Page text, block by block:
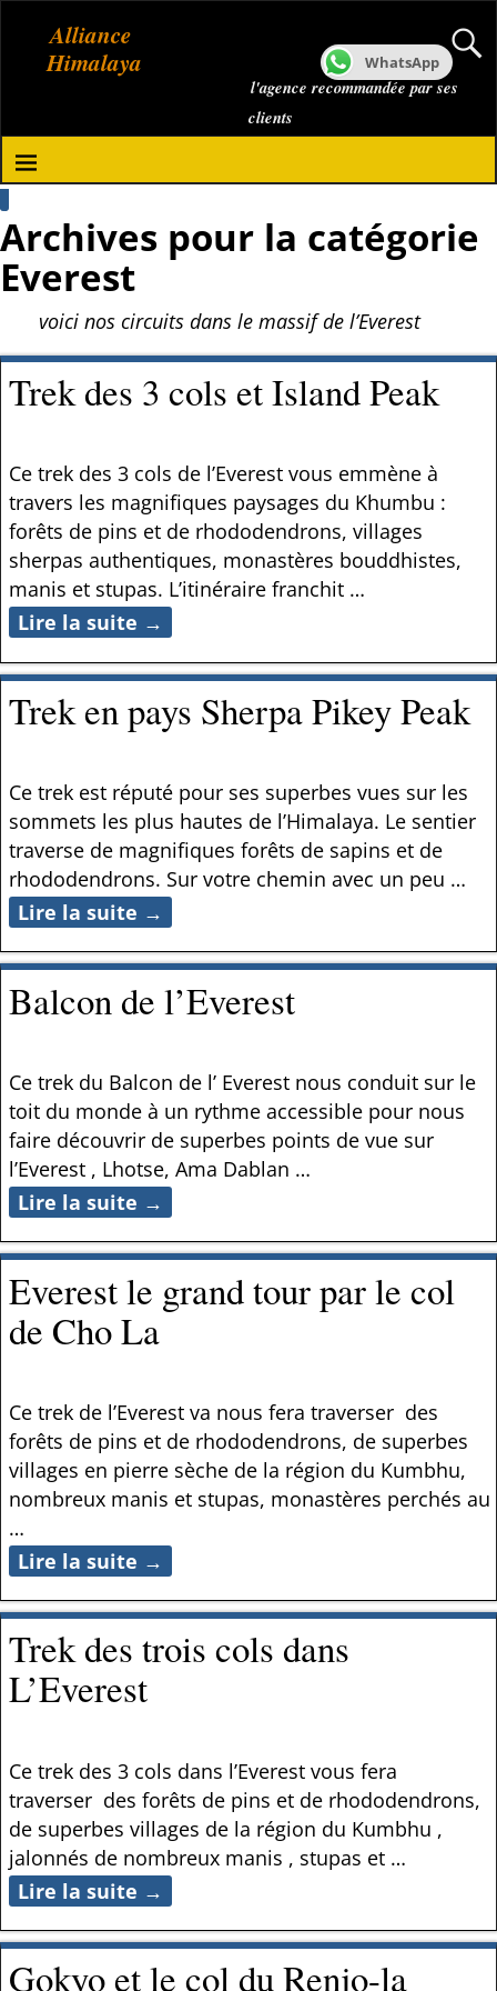
Alliance
Himalaya
l'agence recommandée par ses
clients
Archives pour la catégorie
Everest
voici nos circuits dans le massif de l’Everest
Trek des 3 cols et Island Peak
Ce trek des 3 cols de l’Everest vous emmène à
travers les magnifiques paysages du Khumbu :
forêts de pins et de rhododendrons, villages
sherpas authentiques, monastères bouddhistes,
manis et stupas. L’itinéraire franchit …
Lire la suite →
Trek en pays Sherpa Pikey Peak
Ce trek est réputé pour ses superbes vues sur les
sommets les plus hautes de l’Himalaya. Le sentier
traverse de magnifiques forêts de sapins et de
rhododendrons. Sur votre chemin avec un peu …
Lire la suite →
Balcon de l’Everest
Ce trek du Balcon de l’ Everest nous conduit sur le
toit du monde à un rythme accessible pour nous
faire découvrir de superbes points de vue sur
l’Everest , Lhotse, Ama Dablan …
Lire la suite →
Everest le grand tour par le col
de Cho La
Ce trek de l’Everest va nous fera traverser des
forêts de pins et de rhododendrons, de superbes
villages en pierre sèche de la région du Kumbhu,
nombreux manis et stupas, monastères perchés au
…
Lire la suite →
Trek des trois cols dans
L’Everest
Ce trek des 3 cols dans l’Everest vous fera
traverser des forêts de pins et de rhododendrons,
de superbes villages de la région du Kumbhu ,
jalonnés de nombreux manis , stupas et …
Lire la suite →
Gokyo et le col du Renjo-la
WhatsApp